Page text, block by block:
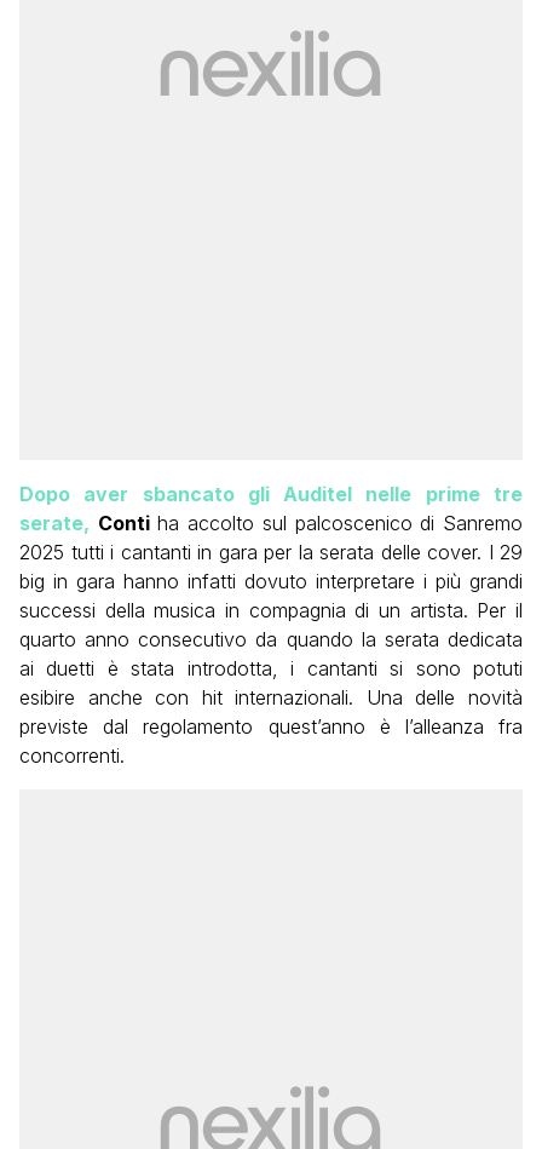
Dopo aver sbancato gli Auditel nelle prime tre
serate, Contiha accolto sul palcoscenico di Sanremo
2025 tutti i cantanti in gara per la serata delle cover. I 29
big in gara hanno infatti dovuto interpretare i più grandi
successi della musica in compagnia di un artista. Per il
quarto anno consecutivo da quando la serata dedicata
ai duetti è stata introdotta, i cantanti si sono potuti
esibire anche con hit internazionali. Una delle novità
previste dal regolamento quest’anno è l’alleanza fra
concorrenti.